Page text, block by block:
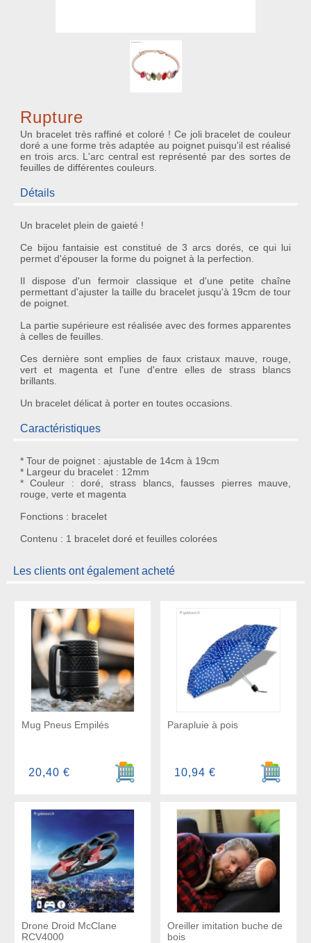
Rupture
Un bracelet très raffiné et coloré ! Ce joli bracelet de couleur
doré a une forme très adaptée au poignet puisqu'il est réalisé
en trois arcs. L'arc central est représenté par des sortes de
feuilles de différentes couleurs.
Détails
Un bracelet plein de gaieté !
Ce bijou fantaisie est constitué de 3 arcs dorés, ce qui lui
permet d'épouser la forme du poignet à la perfection.
Il dispose d'un fermoir classique et d'une petite chaîne
permettant d'ajuster la taille du bracelet jusqu'à 19cm de tour
de poignet.
La partie supérieure est réalisée avec des formes apparentes
à celles de feuilles.
Ces dernière sont emplies defaux cristaux mauve, rouge,
vert et magenta et l'une d'entre elles de strass blancs
brillants.
Un bracelet délicatà porter en toutes occasions.
Caractéristiques
* Tour de poignet : ajustable de 14cm à 19cm
* Largeur du bracelet : 12mm
* Couleur : doré, strass blancs, fausses pierres mauve,
rouge, verte et magenta
Fonctions : bracelet
Contenu : 1 bracelet doré et feuilles colorées
Les clients ont également acheté
Mug Pneus Empilés
Ajouter au panier
20,40 €
Parapluie à pois
Ajouter
10,94 €
Drone Droid McClane
RCV4000
Oreiller imitation buche de
bois